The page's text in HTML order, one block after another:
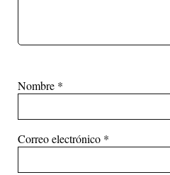
Nombre *
Correo electrónico *